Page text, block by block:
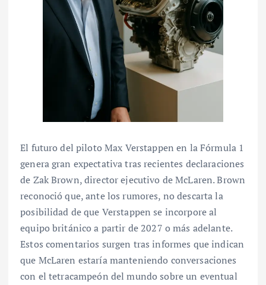
El futuro del piloto Max Verstappen en la Fórmula 1
genera gran expectativa tras recientes declaraciones
de Zak Brown, director ejecutivo de McLaren. Brown
reconoció que, ante los rumores, no descarta la
posibilidad de que Verstappen se incorpore al
equipo británico a partir de 2027 o más adelante.
Estos comentarios surgen tras informes que indican
que McLaren estaría manteniendo conversaciones
con el tetracampeón del mundo sobre un eventual